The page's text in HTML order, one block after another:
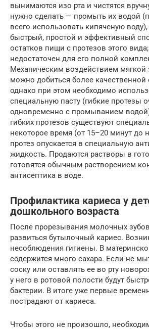
вынимаются изо рта и чистятся
нужно сделать — промыть их водой
всего использовать кипяченую
быстрый, простой и эффективный
остатков пищи с протезов этого
недостаточен для его полной
Механическим воздействием мягкой
можно добиться более качественной
однако при этом необходимо
специальную пасту (гибкие протезы
одновременно с промыванием
гибких протезов существуют
некоторое время (от 15–20 минут до
протез опускается в специальную
жидкость. Продаются растворы в
готовятся обычным растворением
антисептика в воде.
Профилактика кариеса у
дошкольного возраста
После прорезывания молочных
развиться бутылочный кариес.
несоблюдения гигиены. В
содержится много сахара. Если не
соску или оставлять ее во рту
у него в ротовой полости будут
бактерии. В итоге уже первые
пострадают от кариеса.
Чтобы этого не произошло,